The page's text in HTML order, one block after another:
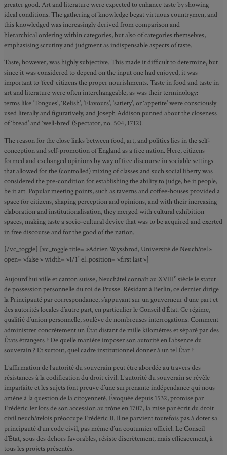
greater good. Art and literature were expected to enhance taste by showing
ideal conditions. The gathering of knowledge begat virtuous countrymen, and
this knowledged was increasingly derived from comparison and
hierarchical ordering within categories, but also of categories themselves,
emphasising scrutiny and judgment as indispensable aspects of taste.
Taste, however, was highly subjective. This made it difficult to determine, but
since it was considered to depend on the input one had enjoyed, it was
important to ‘feed’ citizens the proper nourishments. Taste in food and taste in
art and literature were often interchangeable, as was their terminology:
terms like ‘Tongues’, ‘Relish’, ‘Flavours’, ‘satiety’, or ‘appetite’ were consciously
used literally and figuratively, and Joseph Addison punned about the closeness
of ‘bread’ and ‘well-bred’ (Spectator, no. 504, 1712).
The reason for the close links between food, art, and politics lies in the self-
conception and self-promotion of England as a free nation. Here, citizens
formed and exchanged opinions by way of free discourse in sociable settings
that allowed for the (controlled) mixing of classes and such social liberty was
considered the pre-condition for establishing the ability to judge, be it people,
be it art. Popular meeting points, such as taverns and coffee-houses provided a
space for citizens, shaping perception and opinions, and with their increasing
elaboration and institutionalisation, they merged with cultural exhibition
spaces, making taste a socio-cultural device that was to be acquired and exerted
in free discourse and for the good of the nation.
[/vc_toggle] [vc_toggle title= »Adrien Wyssbrod, Université de Neuchâtel »
open= »false » width= »1/1″ el_position= »first last »]
Aujourd’hui ville et canton suisse, Neuchâtel connaît au XVIIIe siècle le statut
de possession personnelle du roi de Prusse. Résidant à Berlin, ce dernier dirige
la Principauté par correspondance, s’appuyant sur un gouverneur d’une part et
des autorités locales d’autre part, en particulier le Conseil d’État. Ce régime,
qualifié d’union personnelle, soulève de nombreuses interrogations. Comment
administrer concrètement un État distant de mille kilomètres et séparé par des
États étrangers ? De quelle manière imposer son autorité en l’absence du
souverain ? Et surtout, quel cadre institutionnel donner à un tel État ?
L’affirmation de l’autorité du souverain peut être abordée au travers des
résistances à la codification du droit civil. L’autorité du souverain se révèle
imparfaite et les sujets font preuve d’une surprenante indépendance qui nous
amène à la question de la citoyenneté. Évoquée depuis 1532, promise par
Frédéric Ier lors de son accession au trône en 1707, la mise par écrit du droit
civil neuchâtelois préoccupe Frédéric II. Il ne parvient toutefois pas à doter sa
principauté d’un code civil, pas même d’un coutumier officiel. Le Conseil
d’État, sous des dehors favorables, résiste discrètement, mais efficacement, à
tous les projets présentés.